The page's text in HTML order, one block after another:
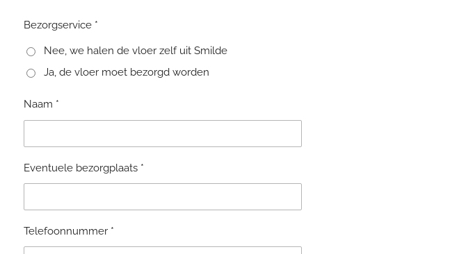
Bezorgservice *
Nee, we halen de vloer zelf uit Smilde
Ja, de vloer moet bezorgd worden
Naam *
Eventuele bezorgplaats *
Telefoonnummer *